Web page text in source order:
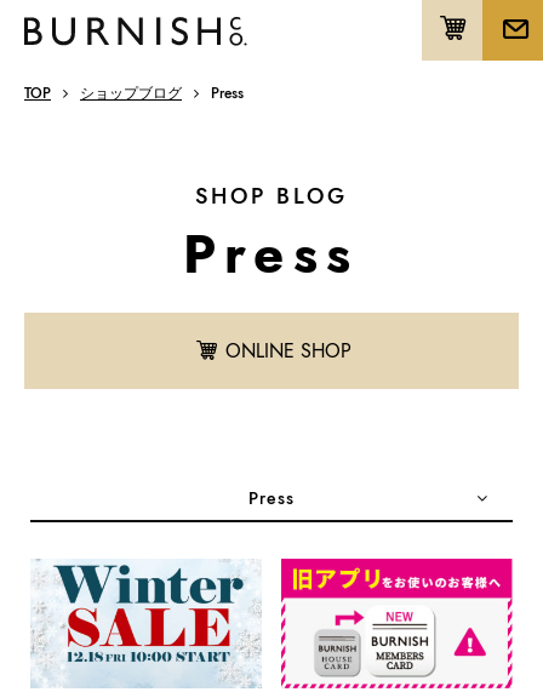
TOP ショップブログ Press
SHOP BLOG
Press
ONLINE SHOP
Press